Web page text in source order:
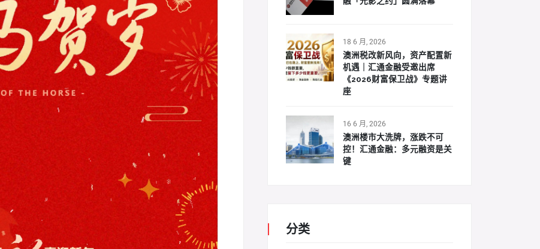
18 6 月, 2026
澳洲税改新风向，资产配置新
机遇｜汇通金融受邀出席
《2026财富保卫战》专题讲
座
16 6 月, 2026
澳洲楼市大洗牌，涨跌不可
控！汇通金融：多元融资是关
键
分类